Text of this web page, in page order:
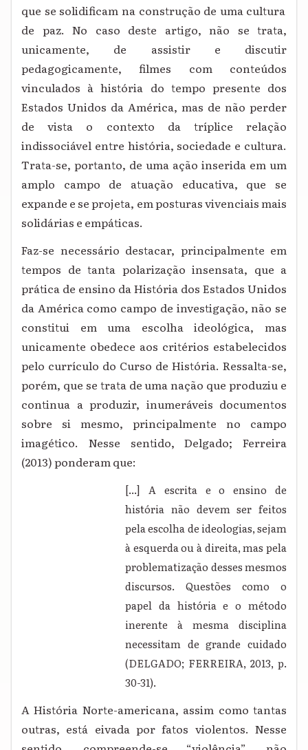
que se solidificam na construção de uma cultura
de paz. No caso deste artigo, não se trata,
unicamente, de assistir e discutir
pedagogicamente, filmes com conteúdos
vinculados à história do tempo presente dos
Estados Unidos da América, mas de não perder
de vista o contexto da tríplice relação
indissociável entre história, sociedade e cultura.
Trata-se, portanto, de uma ação inserida em um
amplo campo de atuação educativa, que se
expande e se projeta, em posturas vivenciais mais
solidárias e empáticas.
Faz-se necessário destacar, principalmente em
tempos de tanta polarização insensata, que a
prática de ensino da História dos Estados Unidos
da América como campo de investigação, não se
constitui em uma escolha ideológica, mas
unicamente obedece aos critérios estabelecidos
pelo currículo do Curso de História. Ressalta-se,
porém, que se trata de uma nação que produziu e
continua a produzir, inumeráveis documentos
sobre si mesmo, principalmente no campo
imagético. Nesse sentido, Delgado; Ferreira
(2013) ponderam que:
[...] A escrita e o ensino de
história não devem ser feitos
pela escolha de ideologias, sejam
à esquerda ou à direita, mas pela
problematização desses mesmos
discursos. Questões como o
papel da história e o método
inerente à mesma disciplina
necessitam de grande cuidado
(DELGADO; FERREIRA, 2013, p.
30-31).
A História Norte-americana, assim como tantas
outras, está eivada por fatos violentos. Nesse